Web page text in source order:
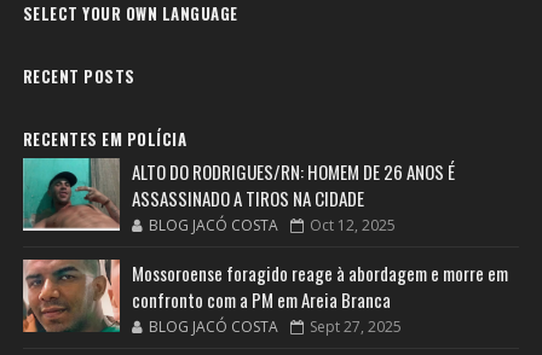
SELECT YOUR OWN LANGUAGE
RECENT POSTS
RECENTES EM POLÍCIA
ALTO DO RODRIGUES/RN: HOMEM DE 26 ANOS É
ASSASSINADO A TIROS NA CIDADE
BLOG JACÓ COSTA Oct 12, 2025
Mossoroense foragido reage à abordagem e morre em
confronto com a PM em Areia Branca
BLOG JACÓ COSTA Sept 27, 2025